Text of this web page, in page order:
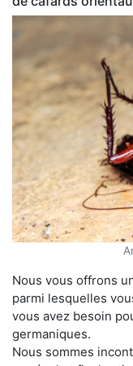
Nous vous offrons
parmi lesquelles
vous avez besoin
germaniques.
Nous sommes